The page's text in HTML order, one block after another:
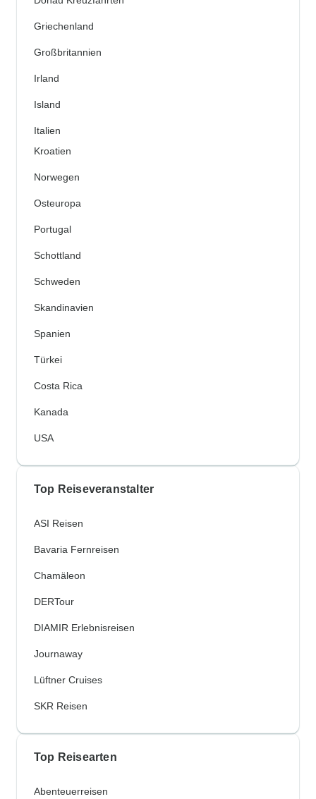
Griechenland
Großbritannien
Irland
Island
Italien
Kroatien
Norwegen
Osteuropa
Portugal
Schottland
Schweden
Skandinavien
Spanien
Türkei
Costa Rica
Kanada
USA
Top Reiseveranstalter
ASI Reisen
Bavaria Fernreisen
Chamäleon
DERTour
DIAMIR Erlebnisreisen
Journaway
Lüftner Cruises
SKR Reisen
Top Reisearten
Abenteuerreisen